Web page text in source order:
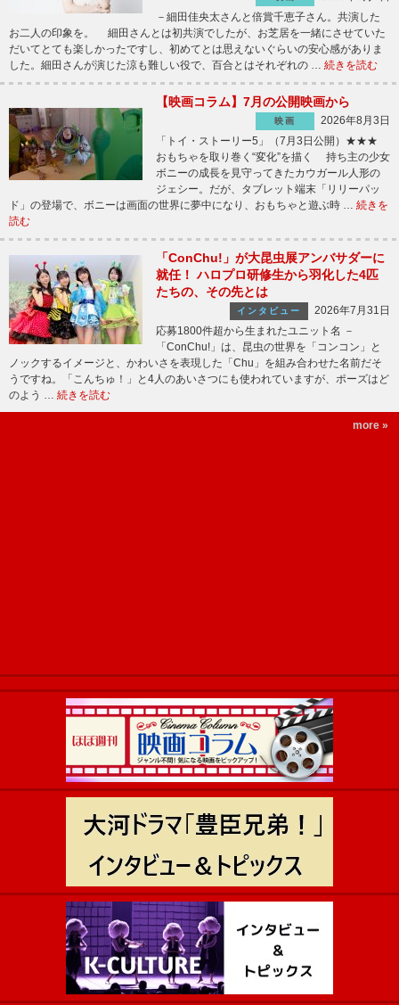
－細田佳央太さんと倍賞千恵子さん。共演した
お二人の印象を。 細田さんとは初共演でしたが、お芝居を一緒にさせていた
だいてとても楽しかったですし、初めてとは思えないぐらいの安心感がありま
した。細田さんが演じた涼も難しい役で、百合とはそれぞれの … 続きを読む
【映画コラム】7月の公開映画から
映画
2026年8月3日
「トイ・ストーリー5」（7月3日公開）★★★
おもちゃを取り巻く“変化”を描く 持ち主の少女
ボニーの成長を見守ってきたカウガール人形の
ジェシー。だが、タブレット端末「リリーパッ
ド」の登場で、ボニーは画面の世界に夢中になり、おもちゃと遊ぶ時 … 続きを
読む
「ConChu!」が大昆虫展アンバサダーに
就任！ ハロプロ研修生から羽化した4匹
たちの、その先とは
インタビュー
2026年7月31日
応募1800件超から生まれたユニット名 －
「ConChu!」は、昆虫の世界を「コンコン」と
ノックするイメージと、かわいさを表現した「Chu」を組み合わせた名前だそ
うですね。「こんちゅ！」と4人のあいさつにも使われていますが、ポーズはど
のよう … 続きを読む
more »